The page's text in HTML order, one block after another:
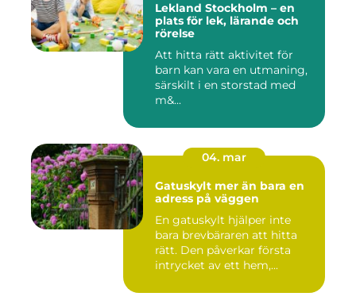
Lekland Stockholm – en
plats för lek, lärande och
rörelse
Att hitta rätt aktivitet för
barn kan vara en utmaning,
särskilt i en storstad med
m&...
04. mar
Gatuskylt mer än bara en
adress på väggen
En gatuskylt hjälper inte
bara brevbäraren att hitta
rätt. Den påverkar första
intrycket av ett hem,...